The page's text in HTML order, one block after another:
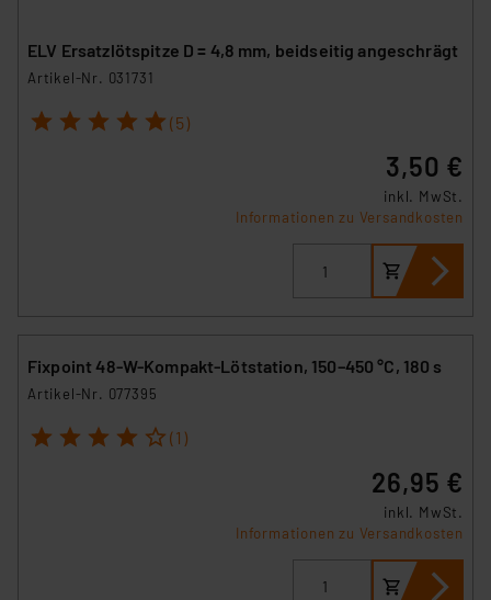
ELV Ersatzlötspitze D = 4,8 mm, beidseitig angeschrägt
Artikel-Nr. 031731
1 2 3 4 5 (5)
3,50 €
inkl. MwSt.
Informationen zu Versandkosten
Fixpoint 48-W-Kompakt-Lötstation, 150–450 °C, 180 s
Artikel-Nr. 077395
1 2 3 4 5 (1)
26,95 €
inkl. MwSt.
Informationen zu Versandkosten